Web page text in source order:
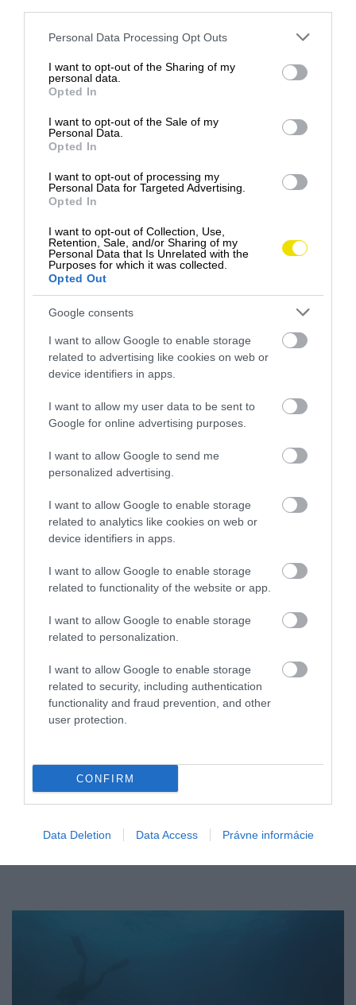
Please note that this website/app uses one or more Google
not limited to your visit or usage behaviour. You may click to
grant or deny consent to Google and its third-party tags to
use your data for below specified purposes in below Google
consent section.
Personal Data Processing Opt Outs
I want to opt-out of the Sharing of my
personal data.
Opted In
I want to opt-out of the Sale of my
Personal Data.
Opted In
I want to opt-out of processing my
Personal Data for Targeted Advertising.
Opted In
I want to opt-out of Collection, Use,
Retention, Sale, and/or Sharing of my
Personal Data that Is Unrelated with the
Purposes for which it was collected.
Opted Out
Google consents
I want to allow Google to enable storage
related to advertising like cookies on web or
device identifiers in apps.
I want to allow my user data to be sent to
Google for online advertising purposes.
I want to allow Google to send me
personalized advertising.
I want to allow Google to enable storage
related to analytics like cookies on web or
device identifiers in apps.
I want to allow Google to enable storage
related to functionality of the website or app.
I want to allow Google to enable storage
related to personalization.
I want to allow Google to enable storage
related to security, including authentication
functionality and fraud prevention, and other
user protection.
CONFIRM
Data Deletion Data Access Právne informácie
AKÉ DRUHY ŽRALOKOV BOLI V
NAJČASTEJŠIE?
Z jednotlivých druhov sa na mape najčastejšie
objavuje modrýžraloka mako. Tieto druhy boli
najčastejšie pozorované na jar, najmä v máji. Viac
záznamov sa týka aj žralokov sivých a ostnatých.
Práve ostnaté žraloky môžu pre svoju menšiu
veľkosť laickú verejnosť ľahko zmiasť. Podľa portálu
k tomu prispieva aj spôsob, akým sa o týchto
pozorovaniach informuje. Na sociálnych sieťach a
spravodajských portáloch sa totiž správy často
prezentujú ako výskyt rôznych druhov žralokov, čo
môže vyvolávať dojem, že situácia je alarmujúcejšia,
než v skutočnosti je.